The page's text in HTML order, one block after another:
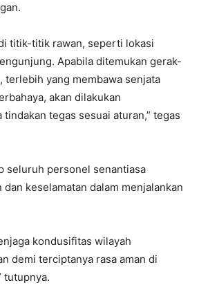
titik-titik rawan, seperti lokasi
Apabila ditemukan gerak-
terlebih yang membawa senjata
akan dilakukan
tegas sesuai aturan,” tegas
seluruh personel senantiasa
keselamatan dalam menjalankan
kondusifitas wilayah
demi terciptanya rasa aman di
tutupnya.